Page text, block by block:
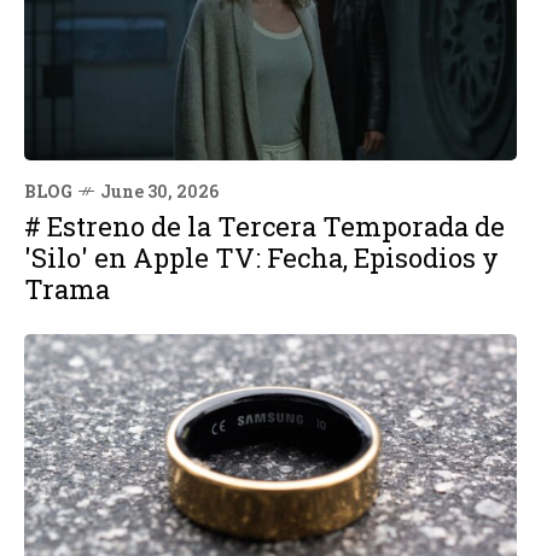
BLOG June 30, 2026
# Estreno de la Tercera Temporada de
'Silo' en Apple TV: Fecha, Episodios y
Trama